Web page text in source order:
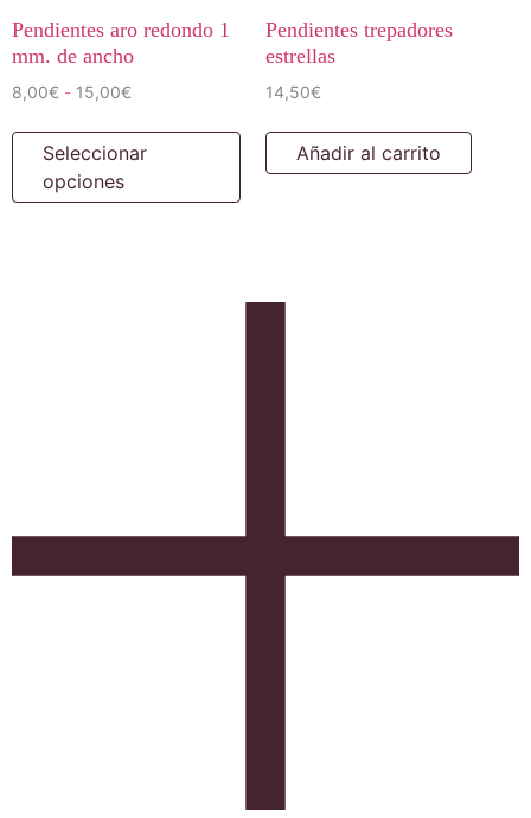
Pendientes aro redondo 1
mm. de ancho
8,00€ - 15,00€
Seleccionar
opciones
Pendientes trepadores
estrellas
14,50€
Añadir al carrito